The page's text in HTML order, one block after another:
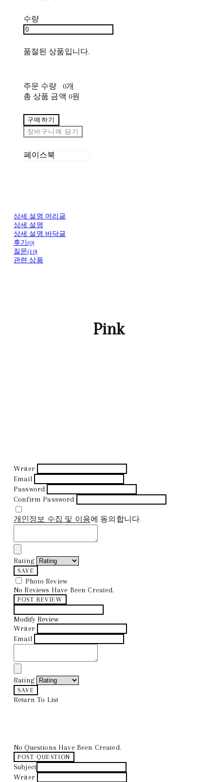
수량
품절된 상품입니다.
주문 수량
0개
총 상품 금액 0원
구매하기
장바구니에 담기
페이스북
상세 설명 머리글
상세 설명
상세 설명 바닥글
후기(0)
질문(10)
관련 상품
Pink
Writer
Email
Password
Confirm Password
개인정보 수집 및 이용에 동의합니다.
Rating
SAVE
Photo Review
No Reviews Have Been Created.
POST REVIEW
Modify Review
Writer
Email
Rating
SAVE
Return To List
No Questions Have Been Created.
POST QUESTION
Subject
Writer